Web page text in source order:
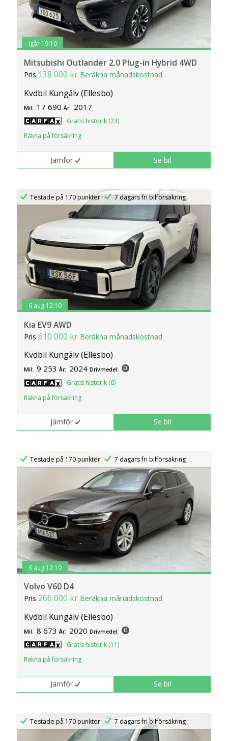
igår 19:10
Mitsubishi Outlander 2.0 Plug-in Hybrid 4WD
Pris 138 000 kr Beräkna månadskostnad
Kvdbil Kungälv (Ellesbo)
Mil: 17 690 År: 2017
Gratis historik (23)
Räkna på försäkring
Jämför Se bil
Testade på 170 punkter 7 dagars fri bilförsäkring
6 aug 12:10
Kia EV9 AWD
Pris610 000 kr Beräkna månadskostnad
Kvdbil Kungälv (Ellesbo)
Mil: 9 253 År: 2024 Drivmedel:
Gratis historik (6)
Räkna på försäkring
Jämför Se bil
Testade på 170 punkter 7 dagars fri bilförsäkring
6 aug 12:10
Volvo V60 D4
Pris 266 000 kr Beräkna månadskostnad
Kvdbil Kungälv (Ellesbo)
Mil: 8 673 År: 2020 Drivmedel:
Gratis historik (11)
Räkna på försäkring
Jämför Se bil
Testade på 170 punkter 7 dagars fri bilförsäkring